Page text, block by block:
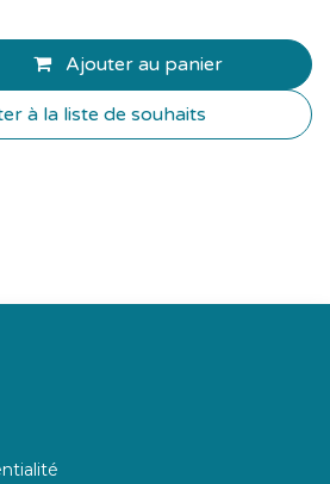
Ajouter au panier
à la liste de souhaits